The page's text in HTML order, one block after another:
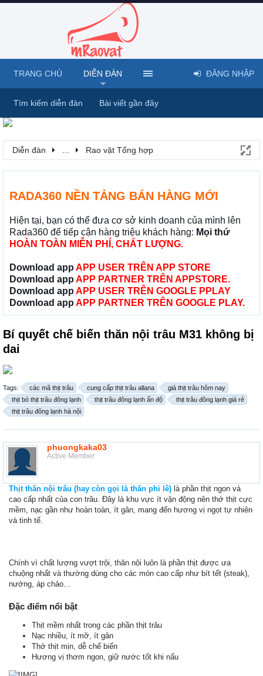
Diễn đàn Rao vặt Tổng hợp
RADA360 NỀN TẢNG BÁN HÀNG MỚI
Hiện tại, bạn có thể đưa cơ sở kinh doanh của mình lên
Rada360 để tiếp cận hàng triệu khách hàng: Mọi thứ
HOÀN TOÀN MIỄN PHÍ, CHẤT LƯỢNG.
Download app APP USER TRÊN APP STORE
Download app APP PARTNER TRÊN APPSTORE.
Download app APP USER TRÊN GOOGLE PPLAY
Download app APP PARTNER TRÊN GOOGLE PLAY.
Bí quyết chế biến thăn nội trâu M31 không bị
dai
Tags: các mã thịt trâu cung cấp thịt trâu allana
giá thịt trâu hôm nay
thịt bò thịt trâu đông lạnh
thịt trâu đông lạnh ấn độ
thịt trâu đông lạnh giá rẻ
thịt trâu đông lạnh hà nội
phuongkaka03
Active Member
Thịt thăn nội trâu (hay còn gọi là thăn phi lê) là phần thịt ngon và
cao cấp nhất của con trâu. Đây là khu vực ít vận động nên thớ thịt cực
mềm, nạc gần như hoàn toàn, ít gân, mang đến hương vị ngọt tự nhiên
và tinh tế.
Chính vì chất lượng vượt trội, thăn nội luôn là phần thịt được ưa
chuộng nhất và thường dùng cho các món cao cấp như bít tết (steak),
nướng, áp chảo…
Đặc điểm nổi bật
Thịt mềm nhất trong các phần thịt trâu
Nạc nhiều, ít mỡ, ít gân
Thớ thịt mịn, dễ chế biến
Hương vị thơm ngon, giữ nước tốt khi nấu
TRANG CHỦ DIỄN ĐÀN
Tìm kiếm diễn đàn Bài viết gần đây
ĐĂNG NHẬP